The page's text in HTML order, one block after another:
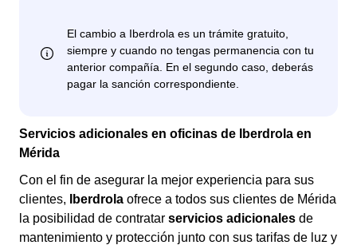
Servicios adicionales en oficinas de Iberdrola en
Mérida
Con el fin de asegurar la mejor experiencia para sus
clientes,
Iberdrola ofrece a todos sus clientes de Mérida
la posibilidad de contratar servicios adicionales de
mantenimiento y protección junto con sus tarifas de luz y